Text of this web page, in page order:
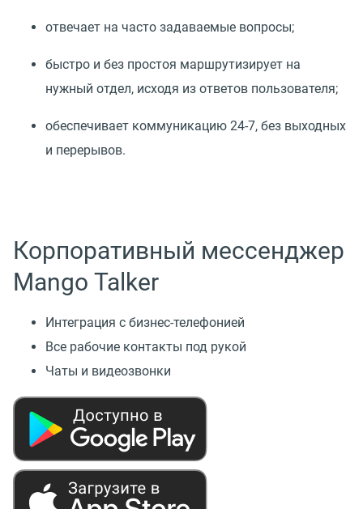
отвечает на часто задаваемые вопросы;
быстро и без простоя маршрутизирует на
нужный отдел, исходя из ответов пользователя;
обеспечивает коммуникацию 24-7, без выходных
и перерывов.
Корпоративный мессенджер
Mango Talker
Интеграция с бизнес-телефонией
Все рабочие контакты под рукой
Чаты и видеозвонки